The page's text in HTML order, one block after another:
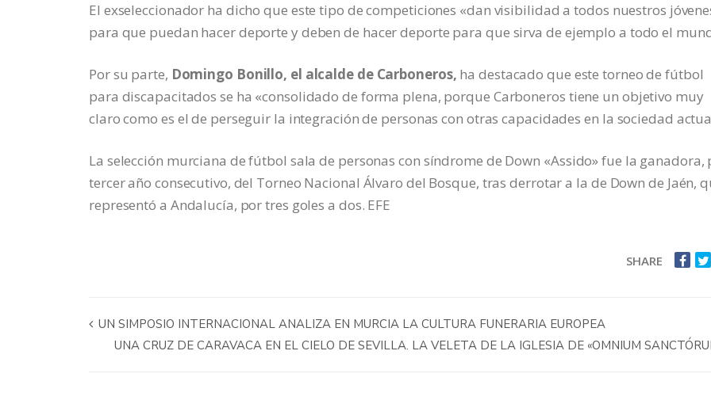
El exseleccionador ha dicho que este tipo de competiciones «dan visibilidad a todos nuestros
para que puedan hacer deporte y deben de hacer deporte para que sirva de ejemplo a todo el
Por su parte, Domingo Bonillo, el alcalde de Carboneros, ha destacado que este torneo de fútbol
para discapacitados se ha «consolidado de forma plena, porque Carboneros tiene un objetivo muy
claro como es el de perseguir la integración de personas con otras capacidades en la sociedad
La selección murciana de fútbol sala de personas con síndrome de Down «Assido» fue la ganadora,
tercer año consecutivo, del Torneo Nacional Álvaro del Bosque, tras derrotar a la de Down de Jaén,
representó a Andalucía, por tres goles a dos. EFE
SHARE
UN SIMPOSIO INTERNACIONAL ANALIZA EN MURCIA LA CULTURA FUNERARIA EUROPEA
UNA CRUZ DE CARAVACA EN EL CIELO DE SEVILLA. LA VELETA DE LA IGLESIA DE «OMNIUM